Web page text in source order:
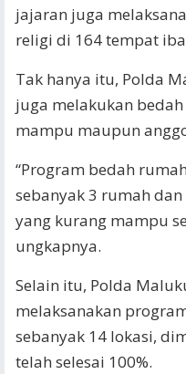
jajaran juga
religi di 164 tempat
Tak hanya itu, Polda
juga melakukan
mampu maupun
“Program bedah
sebanyak 3 rumah
yang kurang mampu
ungkapnya.
Selain itu, Polda
melaksanakan
sebanyak 14 lokasi,
telah selesai 100%.